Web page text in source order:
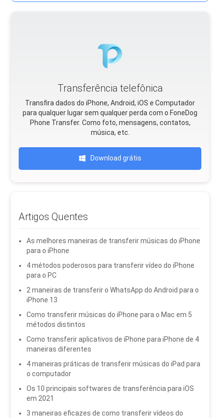
Transferência telefônica
Transfira dados do iPhone, Android, iOS e Computador
para qualquer lugar sem qualquer perda com o FoneDog
Phone Transfer. Como foto, mensagens, contatos,
música, etc.
Download grátis
Artigos Quentes
As melhores maneiras de transferir músicas do iPhone
para o iPhone
4 métodos poderosos para transferir vídeo do iPhone
para o PC
2 maneiras de transferir o WhatsApp do Android para o
iPhone 13
Como transferir músicas do iPhone para o Mac em 5
métodos distintos
Como transferir aplicativos de iPhone para iPhone de 4
maneiras diferentes
4 maneiras práticas de transferir músicas do iPad para
o computador
Os 10 principais softwares de transferência para iOS
em 2021
3 maneiras eficazes de como transferir vídeos do